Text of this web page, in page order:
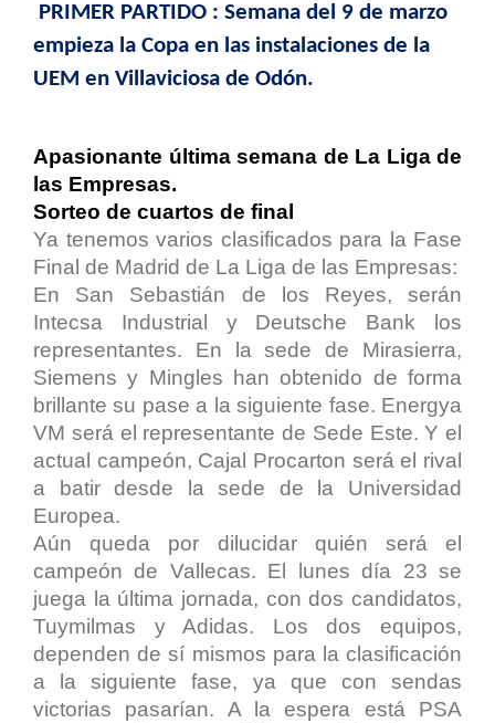
PRIMER PARTIDO : Semana del 9 de marzo
empieza la Copa en las instalaciones de la
UEM en Villaviciosa de Odón.
Apasionante última semana de La Liga de
las Empresas.
Sorteo de cuartos de final
Ya tenemos varios clasificados para la Fase
Final de Madrid de La Liga de las Empresas:
En San Sebastián de los Reyes, serán
Intecsa Industrial y Deutsche Bank los
representantes. En la sede de Mirasierra,
Siemens y Mingles han obtenido de forma
brillante su pase a la siguiente fase. Energya
VM será el representante de Sede Este. Y el
actual campeón, Cajal Procarton será el rival
a batir desde la sede de la Universidad
Europea.
Aún queda por dilucidar quién será el
campeón de Vallecas. El lunes día 23 se
juega la última jornada, con dos candidatos,
Tuymilmas y Adidas. Los dos equipos,
dependen de sí mismos para la clasificación
a la siguiente fase, ya que con sendas
victorias pasarían. A la espera está PSA